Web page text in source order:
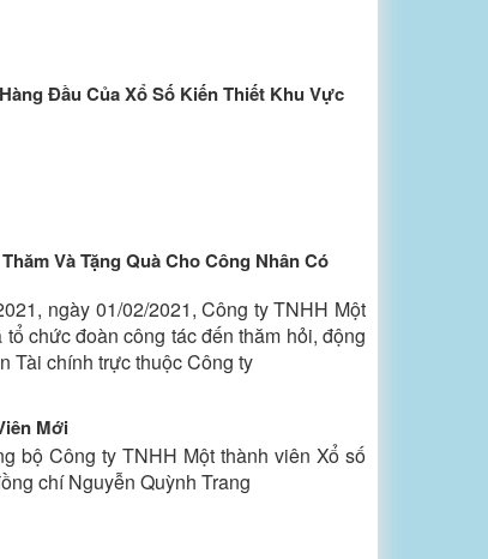
Đầu Của Xổ Số Kiến Thiết Khu Vực
Và Tặng Quà Cho Công Nhân Có
ngày 01/02/2021, Công ty TNHH Một
chức đoàn công tác đến thăm hỏi, động
Tài chính trực thuộc Công ty
Mới
bộ Công ty TNHH Một thành viên Xổ số
chí Nguyễn Quỳnh Trang